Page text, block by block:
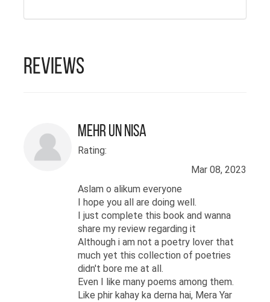
سال پڑھنے کے بَعْد درخور
سے اطمینان اور آسانیوں کا
باعث بنا۔ پنجاب یونیورسٹی
سے انگریزی ادب میں
ماسٹرز کی ڈگری لینے کے بَعْد
سعید نے تعلیم کے شعبے کو
چُنا اور خصوصاً صنفی امتیاز
کے خاتمے اور لڑکیوں کی
تعلیم کے فروغ کے لیے لاہور
میں ایک غیر سرکاری تنظیم
Reviews
Mehr un Nisa
Rating:
Mar 08, 2023
Aslam o alikum everyone
I hope you all are doing well.
I just complete this book and wanna
share my review regarding it
Although i am not a poetry lover that
much yet this collection of poetries
didn't bore me at all.
Even I like many poems among them.
Like phir kahay ka derna hai, Mera Yar